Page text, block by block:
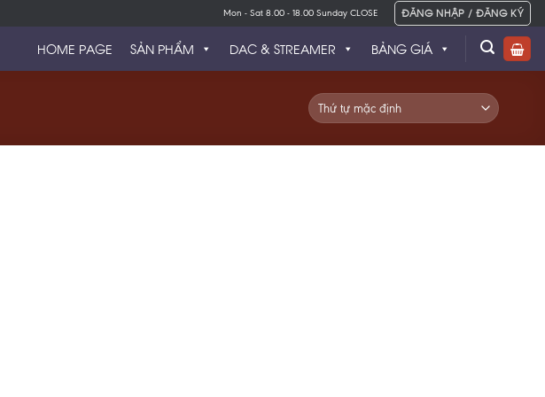
Mon - Sat 8.00 - 18.00 Sunday CLOSE ĐĂNG NHẬP / ĐĂNG KÝ
HOME PAGE SẢN PHẨM BẢNG GIÁ
DAC & STREAMER